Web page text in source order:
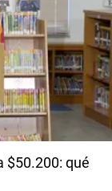
$50.200: qué